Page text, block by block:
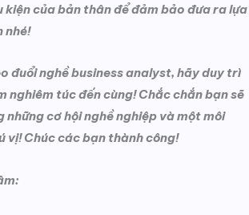
kiện của bản thân để đảm bảo đưa ra lựa
nhé!
đuổi nghề business analyst, hãy duy trì
nghiêm túc đến cùng! Chắc chắn bạn sẽ
những cơ hội nghề nghiệp và một môi
vị! Chúc các bạn thành công!